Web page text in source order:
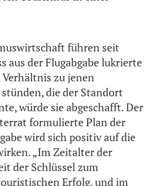
führen seit
aus der Flugabgabe lukrierte
zu jenen
die der Standort
würde sie abgeschafft. Der
formulierte Plan der
wird sich positiv auf die
„Im Zeitalter der
der Schlüssel zum
Erfolg, und im